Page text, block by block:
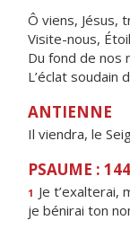
Ô viens, Jésus,
Visite-nous,
Du fond de nos
L’éclat soudain
ANTIENNE
Il viendra, le
PSAUME :
1 Je t’exalterai,
je bénirai ton